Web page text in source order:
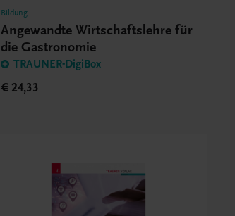
Bildung
Angewandte Wirtschaftslehre für
die Gastronomie
TRAUNER-DigiBox
€ 24,33